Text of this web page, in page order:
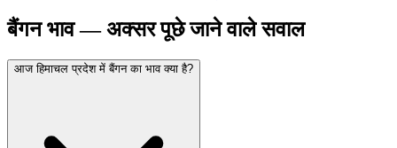
बैंगन भाव — अक्सर पूछे जाने वाले सवाल
आज हिमाचल प्रदेश में बैंगन का भाव क्या है?